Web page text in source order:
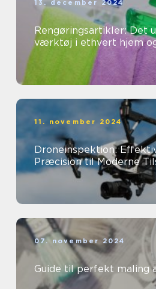
13. december 2024
Rengøringsartikler: Det
værktøj i ethvert hjem
11. november 2024
Droneinspektion:
Præcision til Moderne
07. november 2024
Guide til perfekt maling